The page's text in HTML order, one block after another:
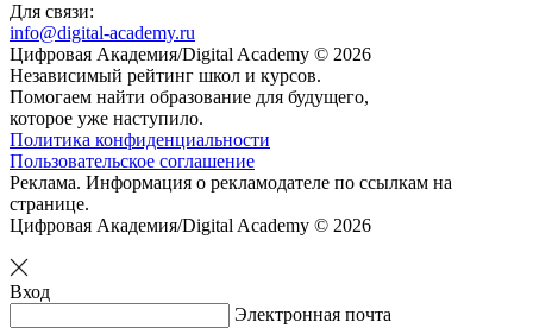
Для связи:
info@digital-academy.ru
Цифровая Академия/Digital Academy © 2026
Независимый рейтинг школ и курсов.
Помогаем найти образование для будущего,
которое уже наступило.
Политика конфиденциальности
Пользовательское соглашение
Реклама. Информация о рекламодателе по ссылкам на
странице.
Цифровая Академия/Digital Academy © 2026
Вход
Электронная почта